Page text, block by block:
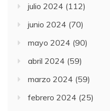
julio 2024 (112)
junio 2024 (70)
mayo 2024 (90)
abril 2024 (59)
marzo 2024 (59)
febrero 2024 (25)